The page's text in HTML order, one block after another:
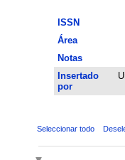
ISSN
Área
Notas
Insertado
por
Seleccionar todo